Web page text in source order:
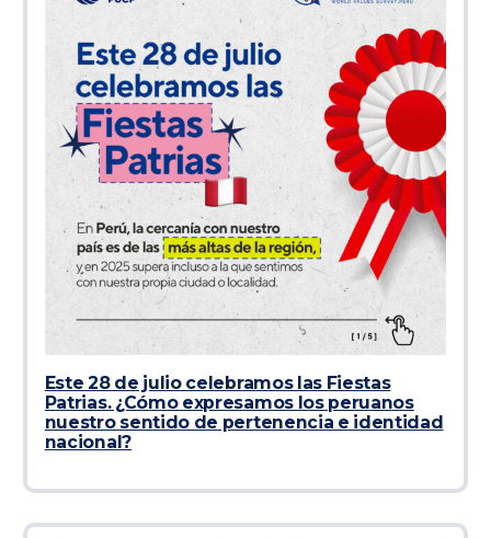
Este 28 de julio celebramos las Fiestas
Patrias. ¿Cómo expresamos los peruanos
nuestro sentido de pertenencia e identidad
nacional?